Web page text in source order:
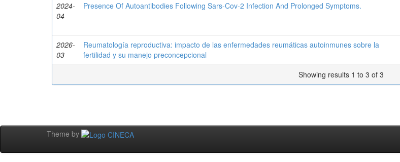
2024-
04
Presence Of Autoantibodies Following Sars-Cov-2 Infection And Prolonged Symptoms.
2026-
03
Reumatología reproductiva: impacto de las enfermedades reumáticas autoinmunes sobre la
fertilidad y su manejo preconcepcional
Showing results 1 to 3 of 3
Theme by